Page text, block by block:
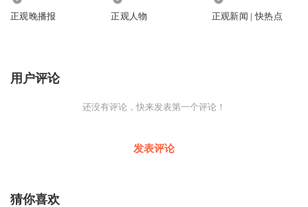
正观晚播报 正观人物 正观新闻 | 快热点
用户评论
还没有评论，快来发表第一个评论！
发表评论
猜你喜欢